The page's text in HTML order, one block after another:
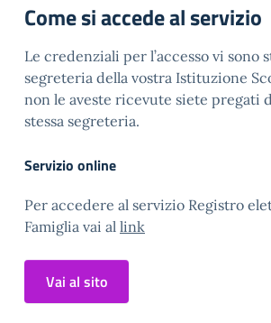
Come si accede al servizio
Le credenziali per l’accesso vi sono
segreteria della vostra Istituzione
non le aveste ricevute siete pregati
stessa segreteria.
Servizio online
Per accedere al servizio Registro
Famiglia vai al link
Vai al sito